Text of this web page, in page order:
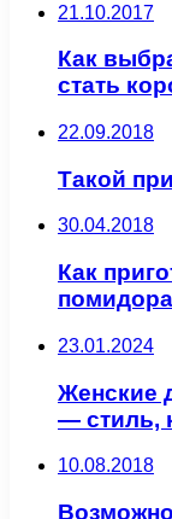
21.10.2017
Как
стать
22.09.2018
Такой
30.04.2018
Как
23.01.2024
Женские
— стиль,
10.08.2018